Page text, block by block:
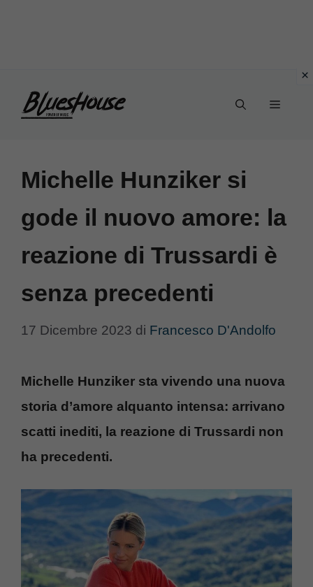
Menu
Michelle Hunziker si
gode il nuovo amore: la
reazione di Trussardi è
senza precedenti
17 Dicembre 2023 di Francesco D'Andolfo
Michelle Hunziker sta vivendo una nuova
storia d’amore alquanto intensa: arrivano
scatti inediti, la reazione di Trussardi non
ha precedenti.